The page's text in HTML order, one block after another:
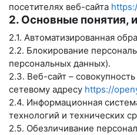
посетителях веб-сайта
2. Основные понятия,
2.1. Автоматизированная
2.2. Блокирование
персональных данных).
2.3. Веб-сайт –
сетевому адресу https://
2.4. Информационная
технологий и технических
2.5. Обезличивание